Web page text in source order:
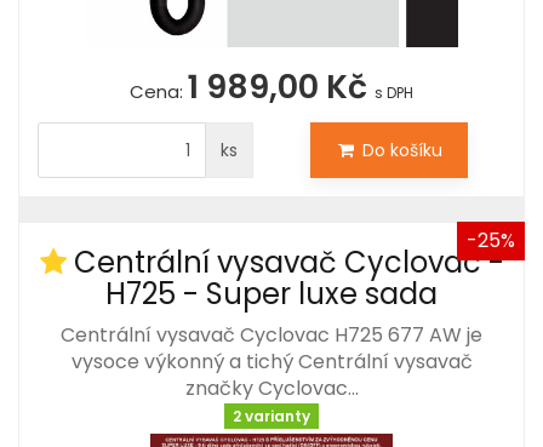
Cena: 1 989,00 Kč s DPH
ks Do košíku
-25%
Centrální vysavač Cyclovac -
H725 - Super luxe sada
Centrální vysavač Cyclovac H725 677 AW je
vysoce výkonný a tichý Centrální vysavač
značky Cyclovac…
2 varianty